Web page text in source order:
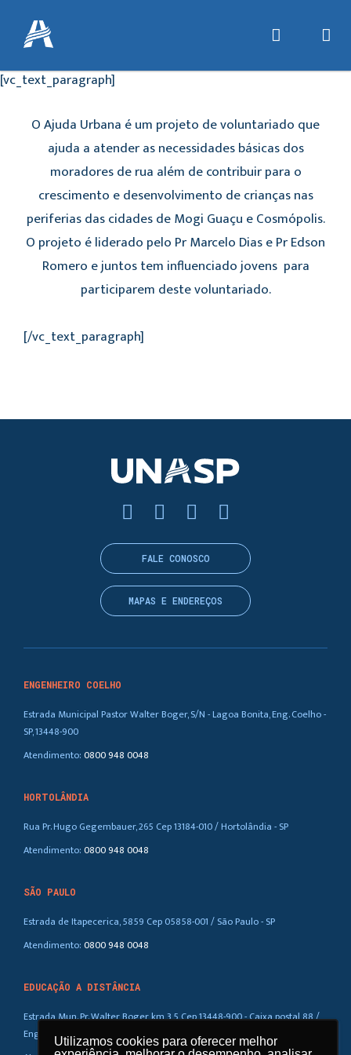
Utilizamos cookies para oferecer melhor
Utilizamos cookies para oferecer melhor
[vc_text_paragraph]
O Ajuda Urbana é um projeto de voluntariado que
ajuda a atender as necessidades básicas dos
moradores de rua além de contribuir para o
crescimento e desenvolvimento de crianças nas
periferias das cidades de Mogi Guaçu e Cosmópolis.
O projeto é liderado pelo Pr Marcelo Dias e Pr Edson
Romero e juntos tem influenciado jovens para
participarem deste voluntariado.
[/vc_text_paragraph]
ENGENHEIRO COELHO
Estrada Municipal Pastor Walter Boger, S/N - Lagoa Bonita, Eng. Coelho -
SP, 13448-900
Atendimento:0800 948 0048
HORTOLÂNDIA
Rua Pr. Hugo Gegembauer, 265 Cep 13184-010 / Hortolândia - SP
Atendimento:0800 948 0048
SÃO PAULO
Estrada de Itapecerica, 5859 Cep 05858-001 / São Paulo - SP
Atendimento:0800 948 0048
EDUCAÇÃO A DISTÂNCIA
Estrada Mun. Pr. Walter Boger, km 3,5 Cep 13448-900 - Caixa postal 88 /
Eng. Coelho – SP
FALE CONOSCO
MAPAS E ENDEREÇOS